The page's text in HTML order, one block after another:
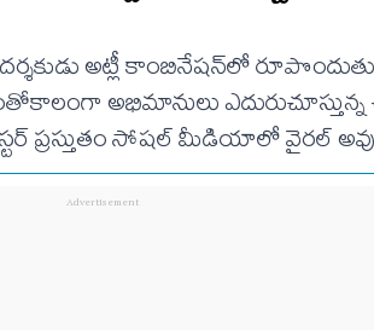
దర్శకుడు అట్లీ కాంబినేషన్‌లో
అభిమానులు ఎదురుచూస్తున్న
ప్రస్తుతం సోషల్ మీడియాలో వైరల్